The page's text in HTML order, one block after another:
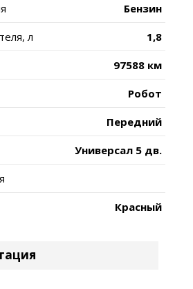
Бензин
Объем двигателя, л 1,8
97588 км
Робот
Передний
Универсал 5 дв.
Красный